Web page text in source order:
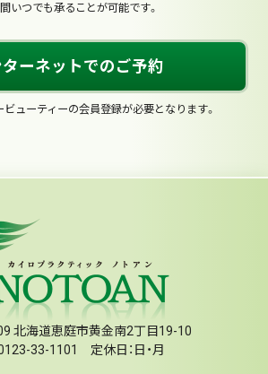
いつでも承ることが可能です。
ーネットでのご予約
ューティーの会員登録が必要となります。
北海道恵庭市黄金南2丁目19-10
0123-33-1101 定休日：日・月